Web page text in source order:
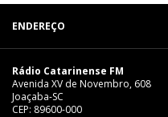
ENDEREÇO
Rádio Catarinense FM
Avenida XV de Novembro, 608
Joaçaba-SC
CEP: 89600-000